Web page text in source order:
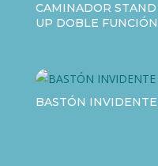
CAMINADOR STAND
UP DOBLE FUNCIÓN
BASTÓN INVIDENTE